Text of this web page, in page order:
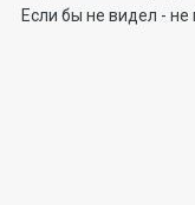
Если бы не видел -